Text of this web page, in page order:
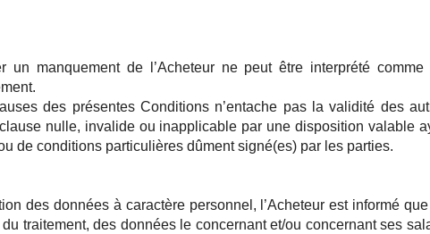
un manquement de l’Acheteur ne peut être interprété
des présentes Conditions n’entache pas la validité des
nulle, invalide ou inapplicable par une disposition valable
de conditions particulières dûment signé(es) par les parties.
des données à caractère personnel, l’Acheteur est informé
traitement, des données le concernant et/ou concernant ses